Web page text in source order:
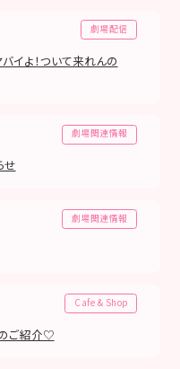
劇場配信
イよ！ついて来れんの
劇場関連情報
せ
劇場関連情報
Cafe & Shop
のご紹介♡